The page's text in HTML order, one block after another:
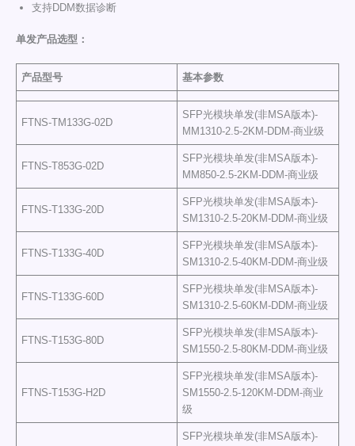
支持DDM数据诊断
单发产品选型 ：
产品型号 基本参数
FTNS-TM133G-02D
SFP光模块单发(非MSA版本)-
MM1310-2.5-2KM-DDM-商业级
FTNS-T853G-02D
SFP光模块单发(非MSA版本)-
MM850-2.5-2KM-DDM-商业级
FTNS-T133G-20D
SFP光模块单发(非MSA版本)-
SM1310-2.5-20KM-DDM-商业级
FTNS-T133G-40D
SFP光模块单发(非MSA版本)-
SM1310-2.5-40KM-DDM-商业级
FTNS-T133G-60D
SFP光模块单发(非MSA版本)-
SM1310-2.5-60KM-DDM-商业级
FTNS-T153G-80D
SFP光模块单发(非MSA版本)-
SM1550-2.5-80KM-DDM-商业级
FTNS-T153G-H2D
SFP光模块单发(非MSA版本)-
SM1550-2.5-120KM-DDM-商业
级
SFP光模块单发(非MSA版本)-